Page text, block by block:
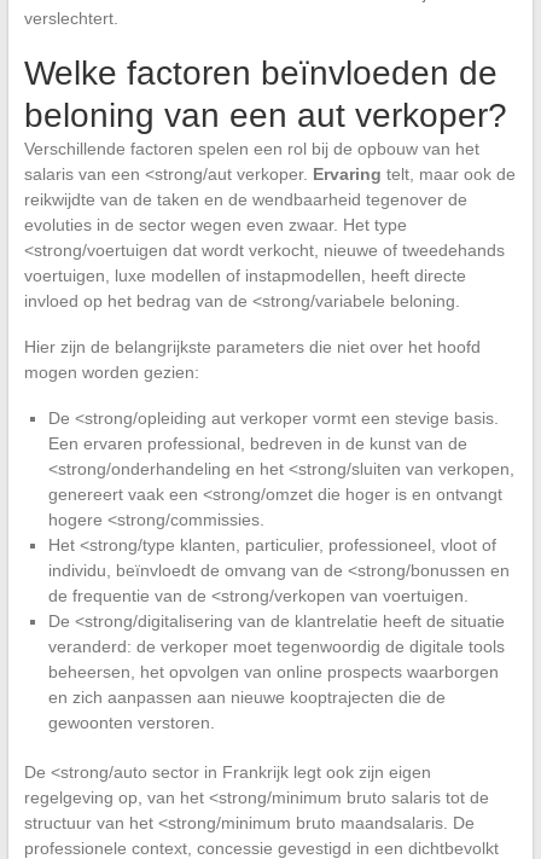
verslechtert.
Welke factoren beïnvloeden de
beloning van een aut verkoper?
Verschillende factoren spelen een rol bij de opbouw van het
salaris van een <strong/aut verkoper. Ervaring telt, maar ook de
reikwijdte van de taken en de wendbaarheid tegenover de
evoluties in de sector wegen even zwaar. Het type
<strong/voertuigen dat wordt verkocht, nieuwe of tweedehands
voertuigen, luxe modellen of instapmodellen, heeft directe
invloed op het bedrag van de <strong/variabele beloning.
Hier zijn de belangrijkste parameters die niet over het hoofd
mogen worden gezien:
De <strong/opleiding aut verkoper vormt een stevige basis.
Een ervaren professional, bedreven in de kunst van de
<strong/onderhandeling en het <strong/sluiten van verkopen,
genereert vaak een <strong/omzet die hoger is en ontvangt
hogere <strong/commissies.
Het <strong/type klanten, particulier, professioneel, vloot of
individu, beïnvloedt de omvang van de <strong/bonussen en
de frequentie van de <strong/verkopen van voertuigen.
De <strong/digitalisering van de klantrelatie heeft de situatie
veranderd: de verkoper moet tegenwoordig de digitale tools
beheersen, het opvolgen van online prospects waarborgen
en zich aanpassen aan nieuwe kooptrajecten die de
gewoonten verstoren.
De <strong/auto sector in Frankrijk legt ook zijn eigen
regelgeving op, van het <strong/minimum bruto salaris tot de
structuur van het <strong/minimum bruto maandsalaris. De
professionele context, concessie gevestigd in een dichtbevolkt